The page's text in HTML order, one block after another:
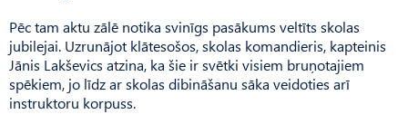
Pēc tam aktu zālē notika svinīgs pasākums veltīts skolas
jubilejai. Uzrunājot klātesošos, skolas komandieris, kapteinis
Jānis Lakševics atzina, ka šie ir svētki visiem bruņotajiem
spēkiem, jo līdz ar skolas dibināšanu sāka veidoties arī
instruktoru korpuss.